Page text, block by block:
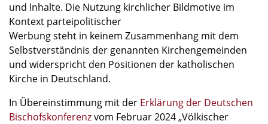
und Inhalte. Die Nutzung kirchlicher Bildmotive im
Kontext parteipolitischer
Werbung steht in keinem Zusammenhang mit dem
Selbstverständnis der genannten Kirchengemeinden
und widerspricht den Positionen der katholischen
Kirche in Deutschland.
In Übereinstimmung mit der Erklärung der Deutschen
Bischofskonferenzvom Februar 2024 „Völkischer